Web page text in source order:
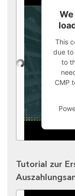
This
due to
to
CMP
Tutorial zur